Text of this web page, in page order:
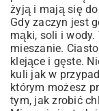
żyją i mają się
Gdy zaczyn jest
mąki, soli i
mieszanie.
klejące i gęste.
kuli jak w
którym możesz
tym, jak zrobić